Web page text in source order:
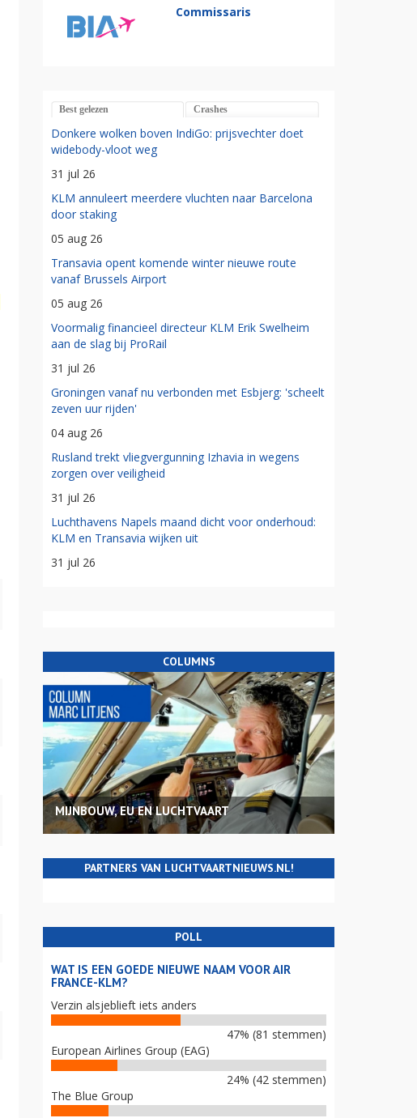
Commissaris
Best gelezen Crashes
Donkere wolken boven IndiGo: prijsvechter doet
widebody-vloot weg
31 jul 26
KLM annuleert meerdere vluchten naar Barcelona
door staking
05 aug 26
Transavia opent komende winter nieuwe route
vanaf Brussels Airport
05 aug 26
Voormalig financieel directeur KLM Erik Swelheim
aan de slag bij ProRail
31 jul 26
Groningen vanaf nu verbonden met Esbjerg: 'scheelt
zeven uur rijden'
04 aug 26
Rusland trekt vliegvergunning Izhavia in wegens
zorgen over veiligheid
31 jul 26
Luchthavens Napels maand dicht voor onderhoud:
KLM en Transavia wijken uit
31 jul 26
COLUMNS
MIJNBOUW, EU EN LUCHTVAART
PARTNERS VAN LUCHTVAARTNIEUWS.NL!
POLL
WAT IS EEN GOEDE NIEUWE NAAM VOOR AIR
FRANCE-KLM?
Verzin alsjeblieft iets anders
47% (81 stemmen)
European Airlines Group (EAG)
24% (42 stemmen)
The Blue Group